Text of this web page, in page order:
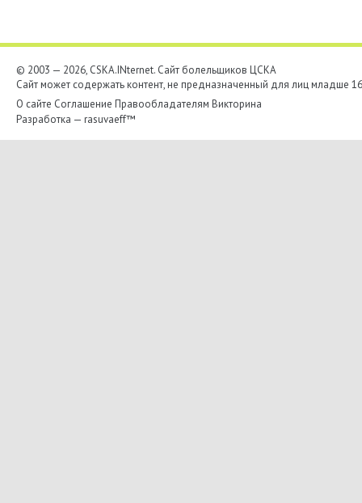
© 2003 — 2026, CSKA.INternet. Cайт болельщиков ЦСКА
Сайт может содержать контент, не предназначенный для лиц младше
О сайте Соглашение Правообладателям Викторина
Разработка — rasuvaeff™